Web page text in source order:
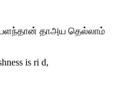
தாஅய தெல்லாம்
is ri d,